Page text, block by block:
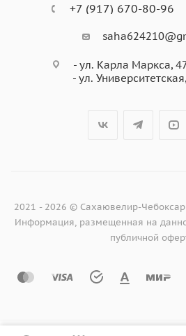
+7 (917) 670-80-96
- ул. Карла Маркса,
- ул.
2021 - 2026 © Сахаювелир-
Информация, размещенная на
публичной